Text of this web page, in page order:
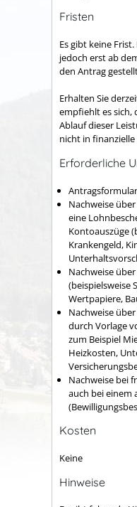
Fristen
Es gibt keine
jedoch erst ab
den Antrag
Erhalten Sie
empfiehlt es sich,
Ablauf dieser
nicht in
Erforderliche
Nachweise
eine
Kontoauszüge
Krankengeld,
Nachweise
(beispielsweise
Wertpapiere,
Nachweise
durch Vorlage
zum Beispiel
Heizkosten,
Nachweise bei
auch bei einem
Kosten
Keine
Hinweise